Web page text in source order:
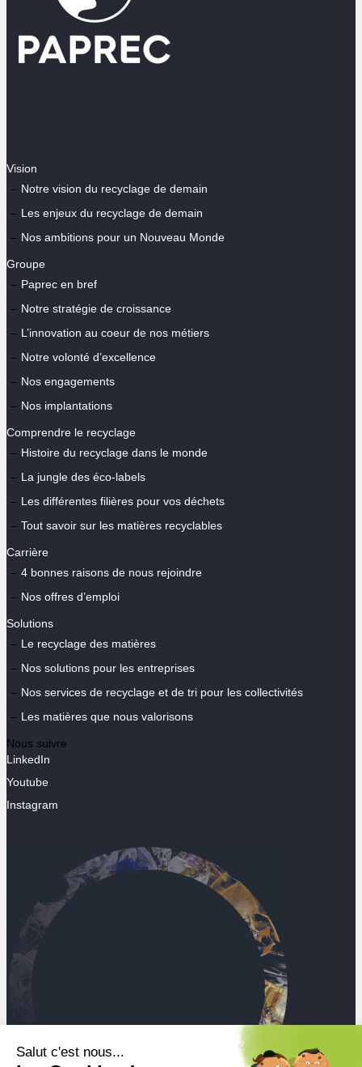
Salut c'est nous...
Vision
Notre vision du recyclage de demain
Les enjeux du recyclage de demain
Nos ambitions pour un Nouveau Monde
Groupe
Paprec en bref
Notre stratégie de croissance
L’innovation au coeur de nos métiers
Notre volonté d’excellence
Nos engagements
Nos implantations
Comprendre le recyclage
Histoire du recyclage dans le monde
La jungle des éco-labels
Les différentes filières pour vos déchets
Tout savoir sur les matières recyclables
Carrière
4 bonnes raisons de nous rejoindre
Nos offres d’emploi
Solutions
Le recyclage des matières
Nos solutions pour les entreprises
Nos services de recyclage et de tri pour les collectivités
Les matières que nous valorisons
Nous suivre
LinkedIn
Youtube
Instagram